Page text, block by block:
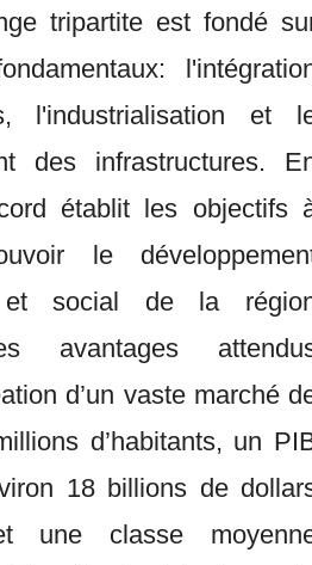
tripartite est fondé
l'industrialisation et
des infrastructures.
établit les objectifs
le
et social de la
avantages
d’un vaste marché
d’habitants, un
18 billions de
une classe